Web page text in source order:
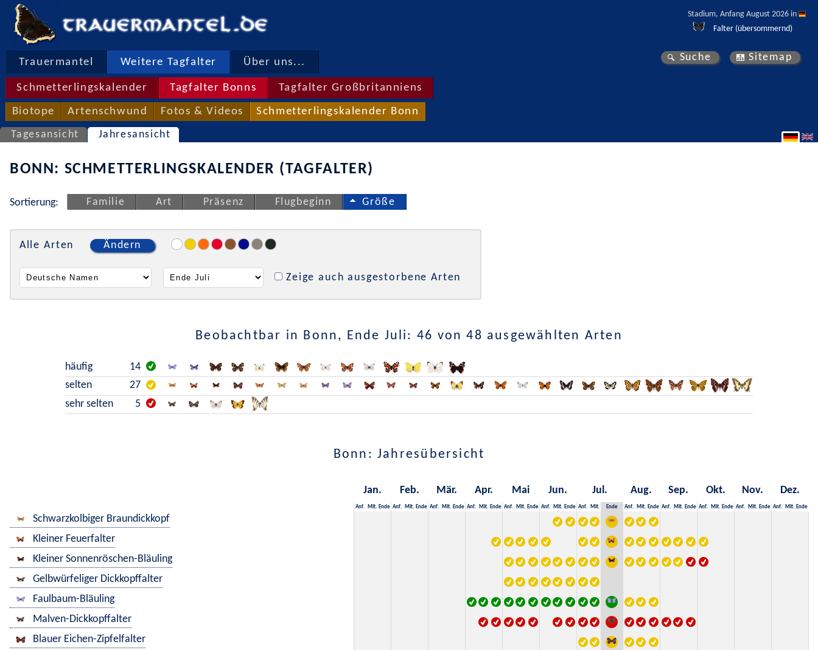
Stadium, Anfang August 2026 in
Falter (übersommernd)
Trauermantel Weitere Tagfalter Über uns...
Schmetterlingskalender Tagfalter Bonns Tagfalter Großbritanniens
Biotope Artenschwund Fotos & Videos Schmetterlingskalender Bonn
Suche Sitemap
Tagesansicht Jahresansicht
BONN: SCHMETTERLINGSKALENDER (TAGFALTER)
Sortierung: Familie Art Präsenz Flugbeginn Größe
Alle Arten Ändern
Zeige auch ausgestorbene Arten
Beobachtbar in Bonn, Ende Juli: 46 von 48 ausgewählten Arten
häufig
14
selten
27
sehr selten
5
Bonn: Jahresübersicht
Jan. Feb. Mär. Apr. Mai Jun. Jul. Aug. Sep. Okt. Nov. Dez.
Anf. Mit. Ende Anf. Mit. Ende Anf. Mit. Ende Anf. Mit. Ende Anf. Mit. Ende Anf. Mit. Ende Anf. Mit. Ende Anf. Mit. Ende Anf. Mit. Ende Anf. Mit. Ende Anf. Mit. Ende Anf. Mit. Ende
Schwarzkolbiger Braundickkopf
Kleiner Feuerfalter
Kleiner Sonnenröschen-Bläuling
Gelbwürfeliger Dickkopffalter
Faulbaum-Bläuling
Malven-Dickkopffalter
Blauer Eichen-Zipfelfalter